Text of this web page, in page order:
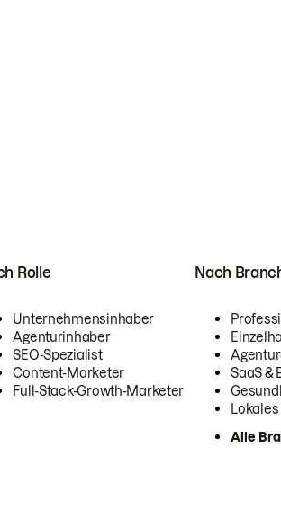
Rolle
Unternehmensinhaber
Agenturinhaber
SEO-Spezialist
Content-Marketer
Full-Stack-Growth-Marketer
Nach
SaaS &
Alle